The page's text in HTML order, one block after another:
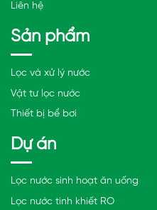
Liên hệ
Sản phẩm
Lọc và xử lý nước
Vật tư lọc nước
Thiết bị bể bơi
Dự án
Lọc nước sinh hoạt ăn uống
Lọc nước tinh khiết RO